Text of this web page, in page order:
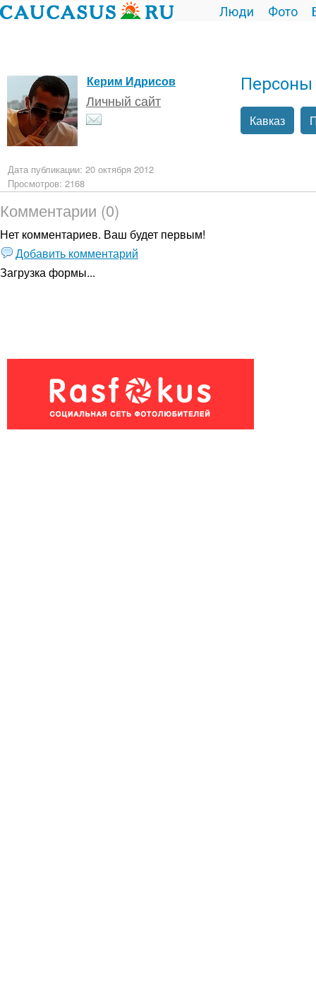
Люди Фото
Керим Идрисов
Личный сайт
Персоны
Кавказ
Дата публикации: 20 октября 2012
Просмотров: 2168
Комментарии (0)
Нет комментариев. Ваш будет первым!
Добавить комментарий
Загрузка формы...